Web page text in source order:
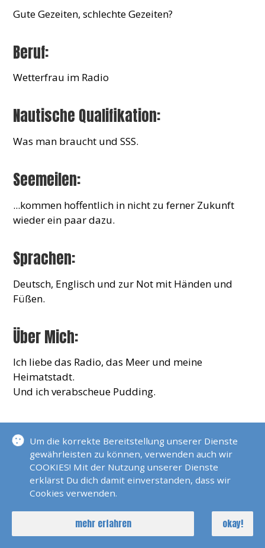
Gute Gezeiten, schlechte Gezeiten?
Beruf:
Wetterfrau im Radio
Nautische Qualifikation:
Was man braucht und SSS.
Seemeilen:
...kommen hoffentlich in nicht zu ferner Zukunft
wieder ein paar dazu.
Sprachen:
Deutsch, Englisch und zur Not mit Händen und
Füßen.
Über Mich:
Ich liebe das Radio, das Meer und meine
Heimatstadt.
Und ich verabscheue Pudding.
KONTAKT
claudiabarbonus@me.com
Um die korrekte Bereitstellung unserer Dienste
gewährleisten zu können, verwenden auch wir
COOKIES! Mit der Nutzung unserer Dienste
erklärst Du dich damit einverstanden, dass wir
Cookies verwenden.
mehr erfahren okay!